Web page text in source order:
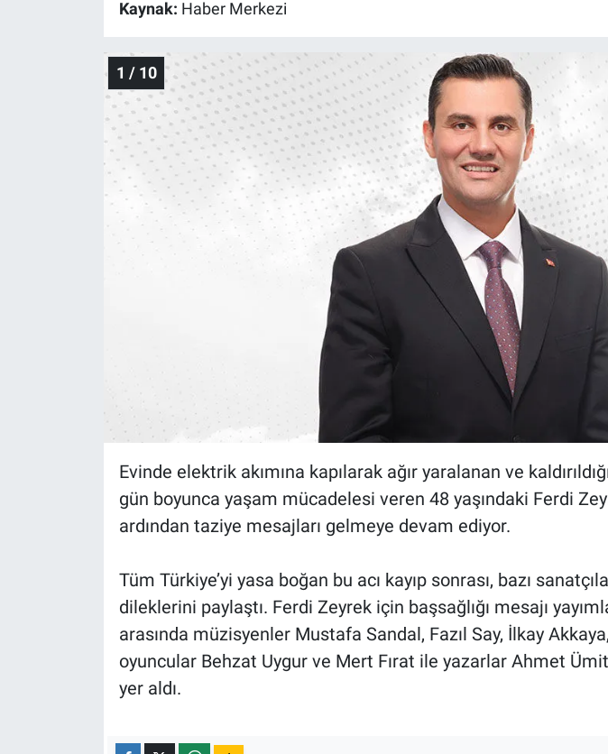
Kaynak: Haber Merkezi
1 / 10
Evinde elektrik akımına kapılarak ağır yaralanan ve
gün boyunca yaşam mücadelesi veren 48 yaşındaki Ferdi
ardından taziye mesajları gelmeye devam ediyor.
Tüm Türkiye’yi yasa boğan bu acı kayıp sonrası, bazı
dileklerini paylaştı. Ferdi Zeyrek için başsağlığı mesajı
arasında müzisyenler Mustafa Sandal, Fazıl Say, İlkay
oyuncular Behzat Uygur ve Mert Fırat ile yazarlar Ahmet
yer aldı.
Günün görüntüsü
Programlar
Türkiye'nin Geleceği